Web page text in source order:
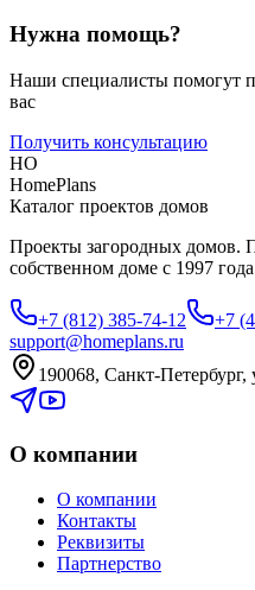
Нужна помощь?
Наши специалисты помогут
вас
Получить консультацию
HO
HomePlans
Каталог проектов домов
Проекты загородных домов.
собственном доме с 1997
+7 (812) 385-74-12
+7
support@homeplans.ru
190068, Санкт-
О компании
О компании
Контакты
Реквизиты
Партнерство